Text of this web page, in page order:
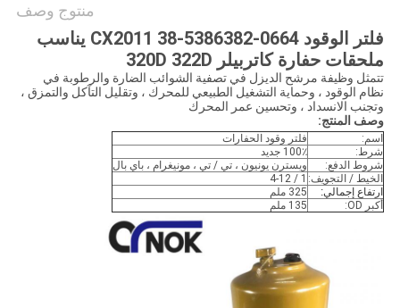
POLICY
منتوج وصف
فلتر الوقود CX2011 38-5386382-0664 يناسب
ملحقات حفارة كاتربيلر 320D 322D
تتمثل وظيفة مرشح الديزل في تصفية الشوائب الضارة والرطوبة في
نظام الوقود ، وحماية التشغيل الطبيعي للمحرك ، وتقليل التآكل والتمزق ،
وتجنب الانسداد ، وتحسين عمر المحرك
وصف المنتج:
اسم:
فلتر وقود الحفارات
شرط:
100٪ جديد
شروط الدفع:
ويسترن يونيون ، تي / تي ، مونيغرام ، باي بال
الخيط / التجويف: 1 / 4-12
ارتفاع إجمالي:
325 ملم
أكبر OD:
135 ملم